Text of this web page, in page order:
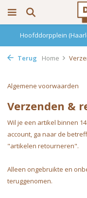
Hoofddorpplein
Terug Home
Algemene voorwaarden
Verzenden &
Wil je een artikel binnen
account, ga naar de
"artikelen retourneren".
Alleen ongebruikte en
teruggenomen.